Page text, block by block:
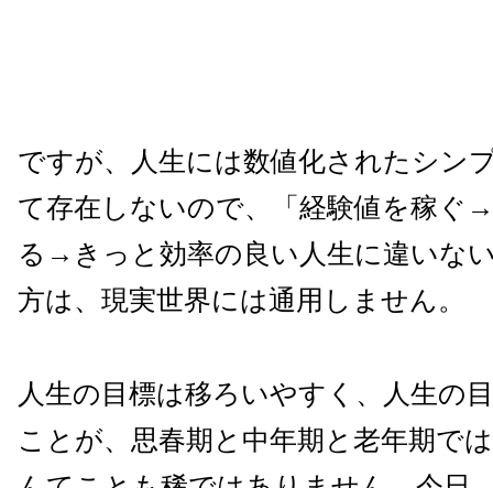
ですが、人生には数値化された シン
て存在しないので、
「経験値を稼ぐ→
る→きっと効率の良い人生に違いな
方は、現実世界には通用しません。
人生の目標は移ろいやすく、人生の
ことが、思春期と中年期と老年期で